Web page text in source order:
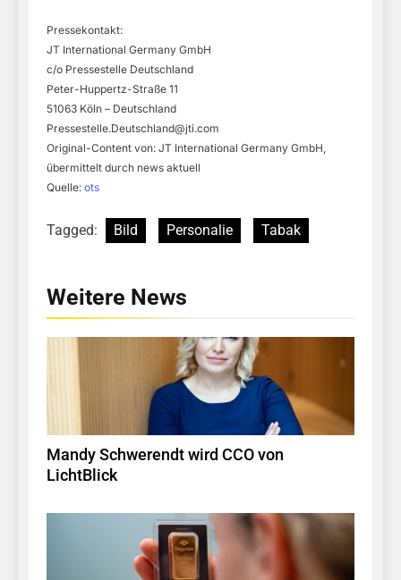
Pressekontakt:
JT International Germany GmbH
c/o Pressestelle Deutschland
Peter-Huppertz-Straße 11
51063 Köln – Deutschland
Pressestelle.Deutschland@jti.com
Original-Content von: JT International Germany GmbH,
übermittelt durch news aktuell
Quelle: ots
Tagged: Bild Personalie Tabak
Weitere News
Mandy Schwerendt wird CCO von
LichtBlick